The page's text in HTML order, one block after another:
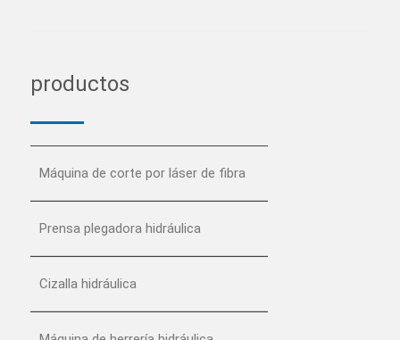
productos
Máquina de corte por láser de fibra
Prensa plegadora hidráulica
Cizalla hidráulica